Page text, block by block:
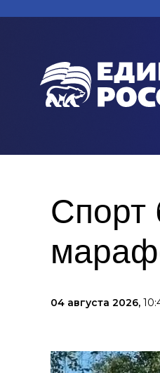
Спорт
04 августа 2026,